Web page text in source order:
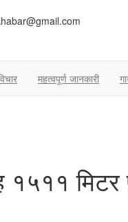
महत्वपूर्ण जानकारी
मिटर